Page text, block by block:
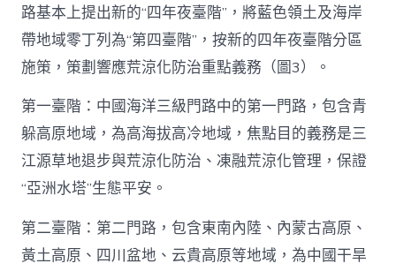
路基本上提出新的“四年夜臺階”，將藍色領土及海岸
帶地域零丁列為“第四臺階”，按新的四年夜臺階分區
施策，策劃響應荒涼化防治重點義務（圖3）。
第一臺階：中國海洋三級門路中的第一門路，包含青
躲高原地域，為高海拔高冷地域，焦點目的義務是三
江源草地退步與荒涼化防治、凍融荒涼化管理，保證
“亞洲水塔”生態平安。
第二臺階：第二門路，包含東南內陸、內蒙古高原、
黃土高原、四川盆地、云貴高原等地域，為中國干旱